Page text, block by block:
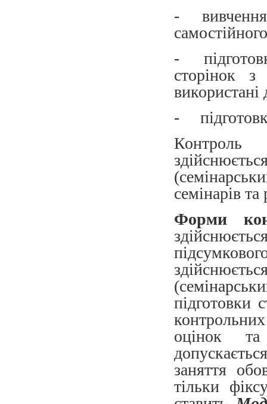
- вивчення
-
сторінок
-
Контроль
семінарів та
Форми
підготовки
оцінок
заняття
тільки